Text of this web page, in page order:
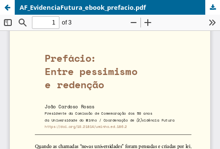
AF_EvidenciaFutura_ebook_prefacio.pdf